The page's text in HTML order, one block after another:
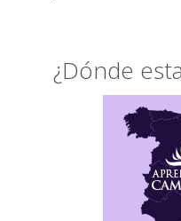
¿Dónde